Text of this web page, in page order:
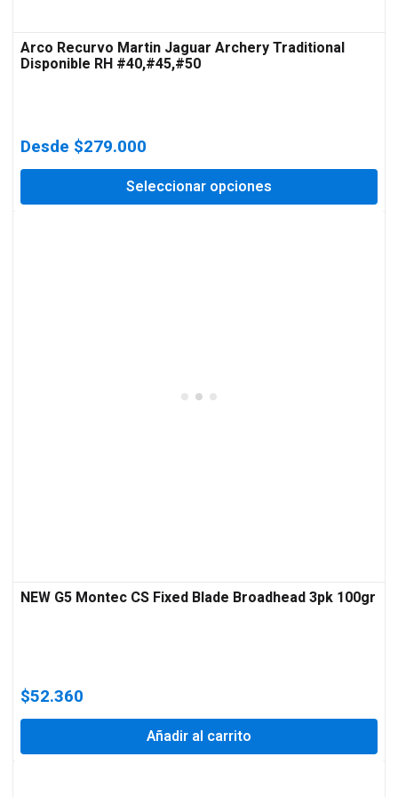
Arco Recurvo Martin Jaguar Archery Traditional
Disponible RH #40,#45,#50
Desde $279.000
Seleccionar opciones
NEW G5 Montec CS Fixed Blade Broadhead 3pk 100gr
$52.360
Añadir al carrito